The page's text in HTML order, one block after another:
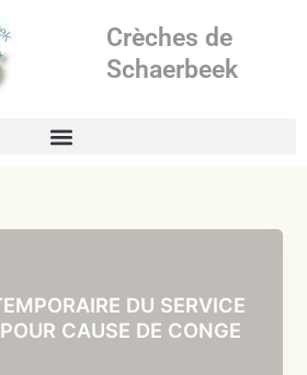
Crèches de
Schaerbeek
DU SERVICE
CAUSE DE CONGE